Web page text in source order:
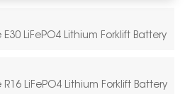
LiFePO4 Lithium Forklift Battery
LiFePO4 Lithium Forklift Battery